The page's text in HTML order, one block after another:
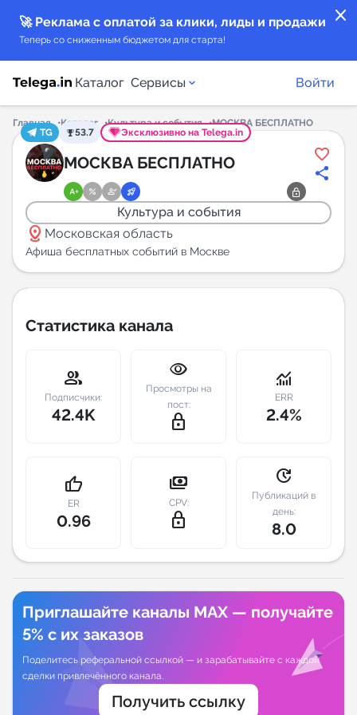
close
🚀 Реклама с оплатой за клики, лиды и продажи
Теперь со сниженным бюджетом для старта!
Каталог Сервисы
Каталог каналов
Каталог ботов
Горящие предложения
Индекс читаемости каналов в Telegram
Аналитика MAX каналов
Индивидуальное сопровождение
Аналитика Telegram
Войти
Главная Каталог Культура и события
МОСКВА БЕСПЛАТНО
TG
53.7 Эксклюзивно на Telega.in
МОСКВА БЕСПЛАТНО
Культура и события
distance Московская область
Афиша бесплатных событий в Москве
Статистика канала
group
Подписчики:
42.4K
visibility
Просмотры на
пост:
lock_outline
monitoring
ERR
2.4%
thumb_up
ER
0.96
payments
CPV:
lock_outline
update
Публикаций в
день:
8.0
Приглашайте каналы MAX — получайте
5% с их заказов
Поделитесь реферальной ссылкой — и зарабатывайте с каждой
сделки привлечённого канала.
Получить ссылку